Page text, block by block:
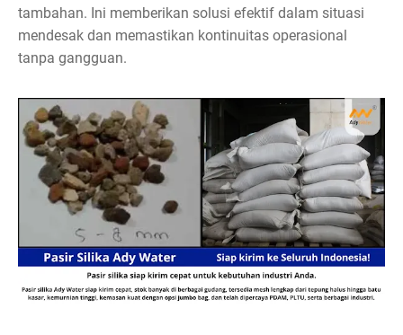
tambahan. Ini memberikan solusi efektif dalam situasi
mendesak dan memastikan kontinuitas operasional
tanpa gangguan.